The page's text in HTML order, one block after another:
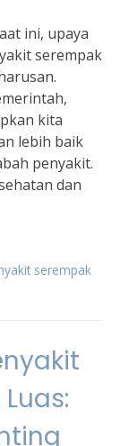
ini, upaya
serempak
kita
lebih baik
penyakit.
dan
serempak